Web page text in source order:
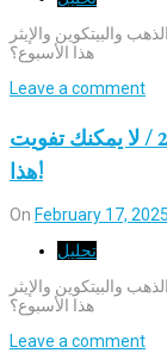
والبيتكوين والإيثر
هذا الأسبوع؟
Leave a comment
التحليل الفني الأسبوعي 17 – 21 فبراير 2025 / لا يمكنك تفويت
هذا!
On February 17, 2025
تحليل
والبيتكوين والإيثر
هذا الأسبوع؟
Leave a comment